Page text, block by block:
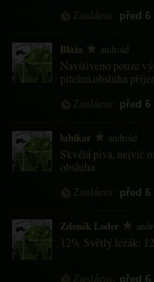
před 6
Bláža android
Navštíveno pouze
pitelná,obsluha
před 6
lubikar android
Skvělá piva, nejvíc
obsluha.
před 6
Zdeněk Loder
12% Světlý ležák:
před 6